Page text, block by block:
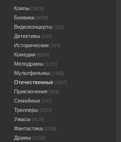
Клипы [5614]
Боевики [4398]
Видеоконцерты [124]
Детективы [290]
Исторические [325]
Комедии [6240]
Мелодрамы [1166]
Мультфильмы [2489]
Отечественные [2057]
Приключения [954]
Семейные [241]
Триллеры [3203]
Ужасы [4136]
Фантастика [2239]
Драмы [3139]